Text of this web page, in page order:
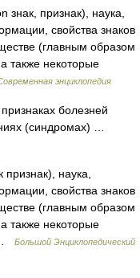
знак, признак), наука,
свойства знаков
(главным образом
также некоторые
энциклопедия
болезней
(синдромах) …
наука,
свойства знаков
(главным образом
также некоторые
Большой Энциклопедический